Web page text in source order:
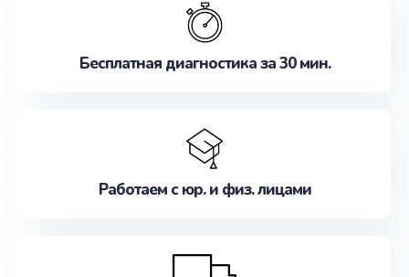
Бесплатная диагностика за 30 мин.
Работаем с юр. и физ. лицами